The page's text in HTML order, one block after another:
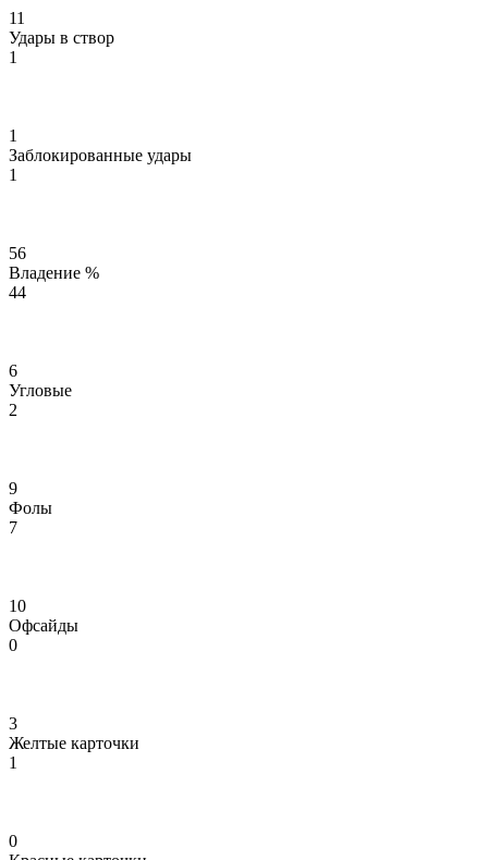
11
Удары в створ
1
1
Заблокированные удары
1
56
Владение %
44
6
Угловые
2
9
Фолы
7
10
Офсайды
0
3
Желтые карточки
1
0